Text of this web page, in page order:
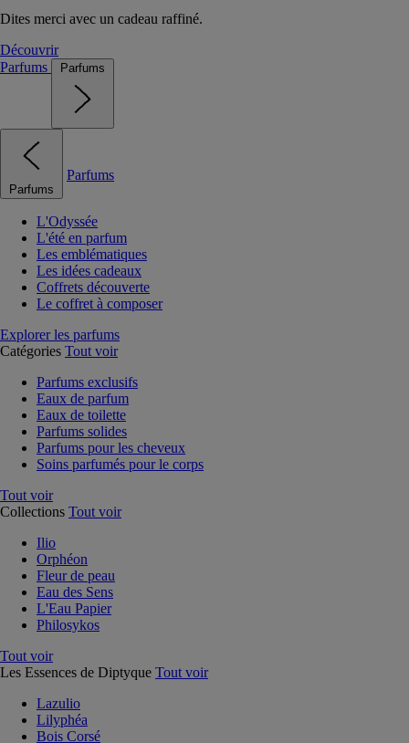
Dites merci avec un cadeau raffiné.
Découvrir
Parfums
Parfums
Parfums
Parfums
L'Odyssée
L'été en parfum
Les emblématiques
Les idées cadeaux
Coffrets découverte
Le coffret à composer
Explorer les parfums
Catégories Tout voir
Parfums exclusifs
Eaux de parfum
Eaux de toilette
Parfums solides
Parfums pour les cheveux
Soins parfumés pour le corps
Tout voir
Collections Tout voir
Ilio
Orphéon
Fleur de peau
Eau des Sens
L'Eau Papier
Philosykos
Tout voir
Les Essences de Diptyque Tout voir
Lazulio
Lilyphéa
Bois Corsé